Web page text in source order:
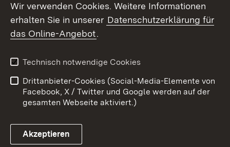
Link zum Landesportal
Kontakt
Barrierefreiheit
Impressum
Cookies
Wir verwenden Cookies. Weitere Informationen
erhalten Sie in unserer Datenschutzerklärung für
das Online-Angebot.
Technisch notwendige Cookies
Drittanbieter-Cookies (Social-Media-Elemente von
Facebook, X / Twitter und Google werden auf der
gesamten Webseite aktiviert.)
Akzeptieren